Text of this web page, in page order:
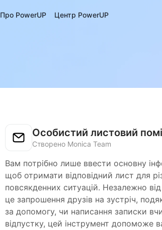
Про PowerUP Центр PowerUP
Особистий листовий
Створено Monica Team
Вам потрібно лише ввести основну
щоб отримати відповідний лист для
повсякденних ситуацій. Незалежно
це запрошення друзів на зустріч,
за допомогу, чи написання записки
відпустку, цей інструмент допоможе